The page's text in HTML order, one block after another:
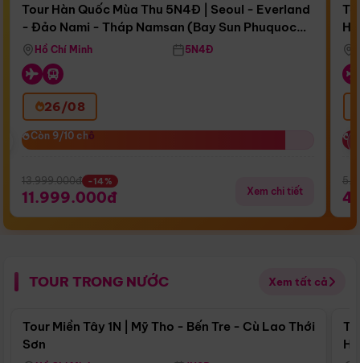
Còn17 ngày 14:45:03
Bay Sun Phuquoc Airways
Tour Hàn Quốc Mùa Thu 5N4Đ | Seoul - Everland
- Đảo Nami - Tháp Namsan (Bay Sun Phuquoc
Airways)
Hồ Chí Minh 5N4Đ
26/08
Còn 9/10 chỗ
Còn 9/10 chỗ
13.999.000đ -14%
11.999.000đ Xem chi tiết
TOUR TRONG NƯỚC Xem tất cả
Điểm nổi bật
Tour Miền Tây 1N | Mỹ Tho - Bến Tre - Cù Lao Thới
Sơn